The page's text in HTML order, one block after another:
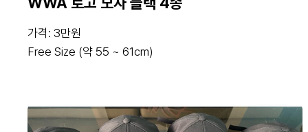
가격: 3만원
Free Size (약 55 ~ 61cm)